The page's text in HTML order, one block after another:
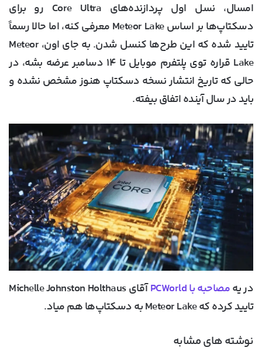
امسال، نسل اول پردازنده‌های Core Ultra رو برای
دسکتاپ‌ها بر اساس Meteor Lake معرفی کنه، اما حالا رسماً
تایید شده که این طرح‌ها کنسل شدن. به جای اون، Meteor
Lake قراره توی پلتفرم موبایل تا ۱۴ دسامبر عرضه بشه، در
حالی که تاریخ انتشار نسخه دسکتاپ هنوز مشخص نشده و
باید در سال آینده اتفاق بیفته.
در یهمصاحبه با PCWorld
آقای Michelle Johnston Holthaus
تایید کرده که Meteor Lake به دسکتاپ‌ها هم میاد.
نوشته های مشابه